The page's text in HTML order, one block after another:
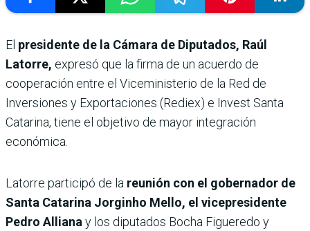
El presidente de la Cámara de Diputados, Raúl
Latorre, expresó que la firma de un acuerdo de
cooperación entre el Viceministerio de la Red de
Inversiones y Exportaciones (Rediex) e Invest Santa
Catarina, tiene el objetivo de mayor integración
económica.
Latorre participó de la reunión con el gobernador de
Santa Catarina Jorginho Mello, el vicepresidente
Pedro Allianay los diputados Bocha Figueredo y